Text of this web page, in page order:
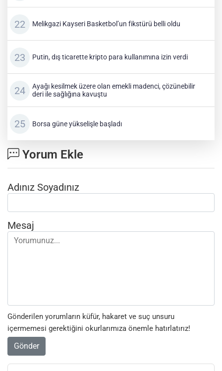
Melikgazi Kayseri Basketbol’un fikstürü belli oldu
Putin, dış ticarette kripto para kullanımına izin verdi
Ayağı kesilmek üzere olan emekli madenci, çözünebilir
deri ile sağlığına kavuştu
Borsa güne yükselişle başladı
Yorum Ekle
Adınız Soyadınız
Mesaj
Gönderilen yorumların küfür, hakaret ve suç unsuru
içermemesi gerektiğini okurlarımıza önemle hatırlatırız!
Gönder